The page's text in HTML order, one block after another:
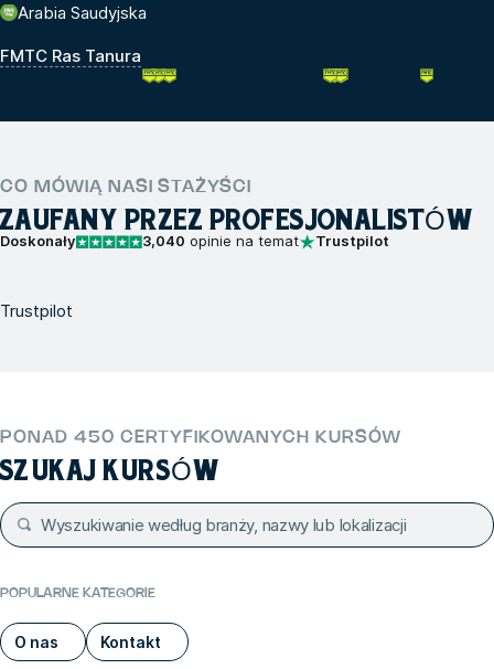
Arabia Saudyjska
FMTC Ras Tanura
CO MÓWIĄ NASI STAŻYŚCI
ZAUFANY PRZEZ PROFESJONALISTÓW
Doskonały 3,040 opinie na temat Trustpilot
Trustpilot
PONAD 450 CERTYFIKOWANYCH KURSÓW
SZUKAJ KURSÓW
POPULARNE KATEGORIE
O nas Kontakt